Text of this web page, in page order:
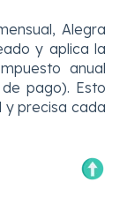
Alegra
y aplica la
anual
pago). Esto
y precisa cada